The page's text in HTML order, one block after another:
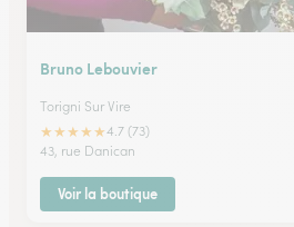
Bruno Lebouvier
Torigni Sur Vire
★★★★★4.7 (73)
43, rue Danican
Voir la boutique